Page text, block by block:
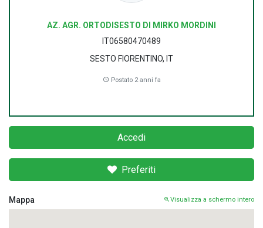
AZ. AGR. ORTODISESTO DI MIRKO MORDINI
IT06580470489
SESTO FIORENTINO, IT
Postato 2 anni fa
Accedi
Preferiti
Mappa Visualizza a schermo intero